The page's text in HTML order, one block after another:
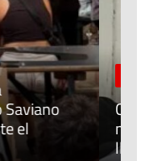
los
que